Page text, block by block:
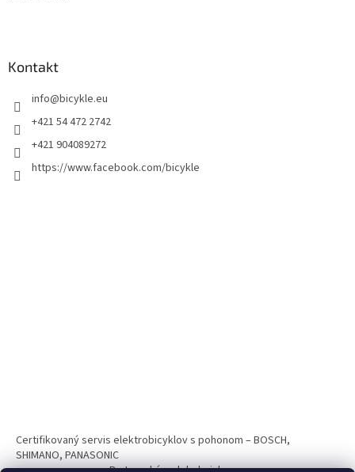
Kontakt
info@bicykle.eu
+421 54 472 2742
+421 904089272
https://www.facebook.com/bicykle
Certifikovaný servis elektrobicyklov s pohonom – BOSCH,
SHIMANO, PANASONIC